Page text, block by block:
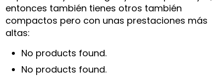
entonces también tienes otros también
compactos pero con unas prestaciones más
altas:
No products found.
No products found.